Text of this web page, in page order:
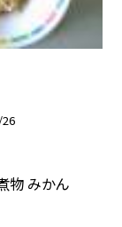
物 みかん